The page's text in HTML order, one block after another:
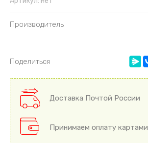
Производитель
Поделиться
Доставка Почтой России
Принимаем оплату картами